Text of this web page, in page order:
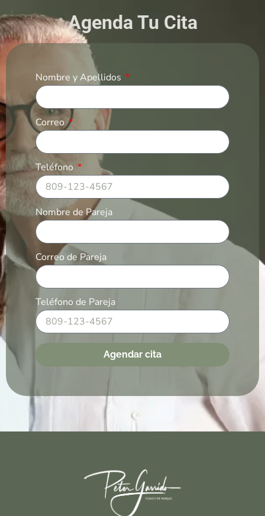
Agenda Tu Cita
Nombre y Apellidos
Correo
Teléfono
Nombre de Pareja
Correo de Pareja
Teléfono de Pareja
Agendar cita